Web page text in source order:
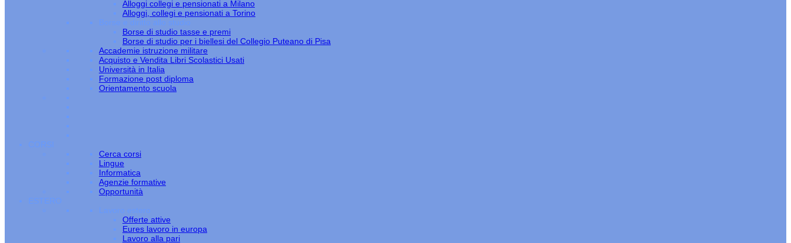
Alloggi collegi e pensionati a Milano
Alloggi, collegi e pensionati a Torino
Borse e diritto allo studio
Borse di studio tasse e premi
Borse di studio per i biellesi del Collegio Puteano di Pisa
Accademie istruzione militare
Acquisto e Vendita Libri Scolastici Usati
Università in Italia
Formazione post diploma
Orientamento scuola
CORSI
Cerca corsi
Lingue
Informatica
Agenzie formative
Opportunità
ESTERO
Lavoro estero
Offerte attive
Eures lavoro in europa
Lavoro alla pari